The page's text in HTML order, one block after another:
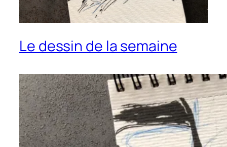
Le dessin de la semaine